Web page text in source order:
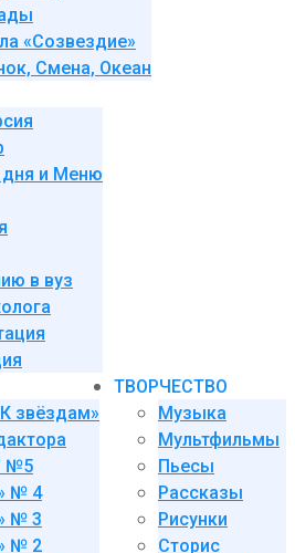
«Созвездие»
Смена, Океан
дня и Меню
в вуз
звёздам»
№5
№ 4
№ 3
№ 2
ТВОРЧЕСТВО
Музыка
Мультфильмы
Пьесы
Рассказы
Рисунки
Сторис